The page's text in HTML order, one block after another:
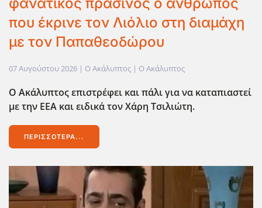
που έκρινε τον Λιόλιο στη διαμάχη
με τον Παπαθεοδώρου
07 Αυγούστου 2026 | Ο Ακάλυπτος | Ο Ακάλυπτος
Ο Ακάλυπτος επιστρέφει και πάλι για να καταπιαστεί
με την ΕΕΑ και ειδικά τον Χάρη Τσιλιώτη.
ΠΕΡΙΣΣΌΤΕΡΑ...